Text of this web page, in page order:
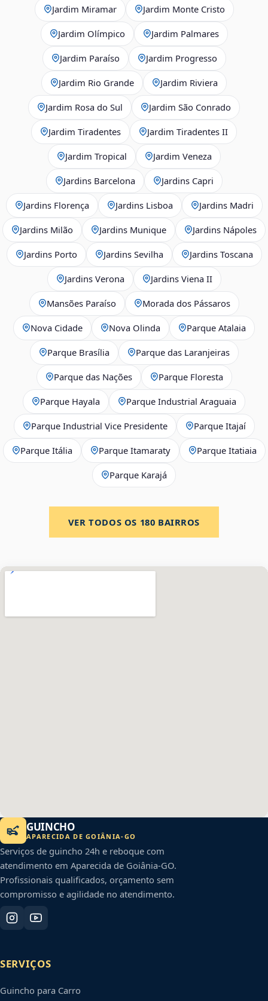
Jardim Miramar Jardim Monte Cristo
Jardim Olímpico Jardim Palmares
Jardim Paraíso Jardim Progresso
Jardim Rio Grande Jardim Riviera
Jardim Rosa do Sul Jardim São Conrado
Jardim Tiradentes Jardim Tiradentes II
Jardim Tropical Jardim Veneza
Jardins Barcelona Jardins Capri
Jardins Florença Jardins Lisboa Jardins Madri
Jardins Milão Jardins Munique Jardins Nápoles
Jardins Porto Jardins Sevilha Jardins Toscana
Jardins Verona Jardins Viena II
Mansões Paraíso Morada dos Pássaros
Nova Cidade Nova Olinda Parque Atalaia
Parque Brasília Parque das Laranjeiras
Parque das Nações Parque Floresta
Parque Hayala Parque Industrial Araguaia
Parque Industrial Vice Presidente Parque Itajaí
Parque Itália Parque Itamaraty Parque Itatiaia
Parque Karajá
VER TODOS OS 180 BAIRROS
GUINCHO
APARECIDA DE GOIÂNIA-GO
Serviços de guincho 24h e reboque com
atendimento em Aparecida de Goiânia-GO.
Profissionais qualificados, orçamento sem
compromisso e agilidade no atendimento.
SERVIÇOS
Guincho para Carro